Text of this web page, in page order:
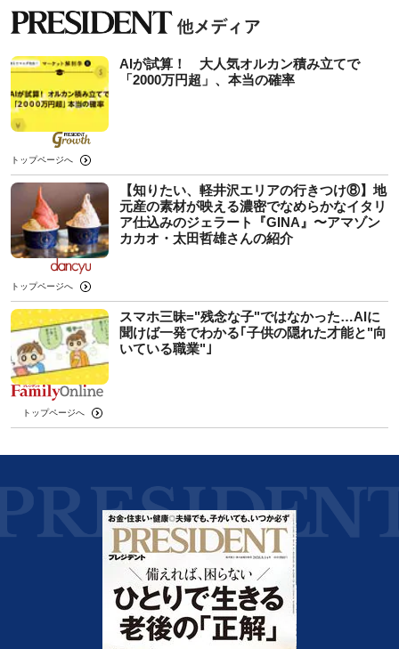
AIが試算！ 大人気オルカン積み立てで
「2000万円超」、本当の確率
トップページへ
【知りたい、軽井沢エリアの行きつけ⑧】地
元産の素材が映える濃密でなめらかなイタリ
ア仕込みのジェラート『GINA』〜アマゾン
カカオ・太田哲雄さんの紹介
トップページへ
スマホ三昧="残念な子"ではなかった…AIに
聞けば一発でわかる｢子供の隠れた才能と"向
いている職業"｣
トップページへ